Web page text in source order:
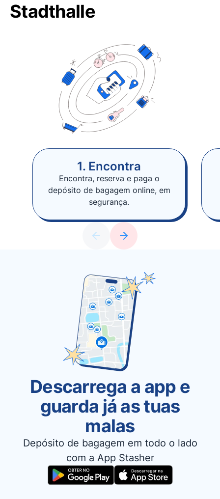
Stadthalle
1. Encontra
Encontra, reserva e paga o
depósito de bagagem online, em
segurança.
Descarrega a app e
guarda já as tuas
malas
Depósito de bagagem em todo o lado
com a App Stasher